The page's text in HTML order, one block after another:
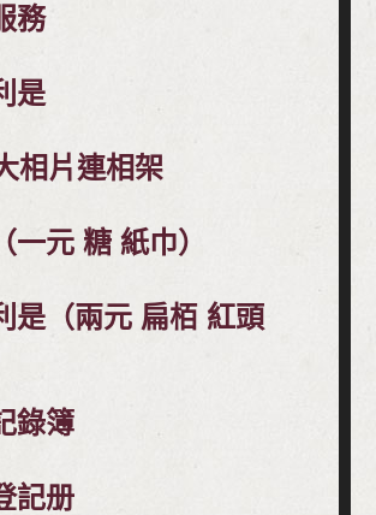
務
是
相片連相架
一元 糖 紙巾）
是（兩元 扁栢 紅頭
錄簿
記册